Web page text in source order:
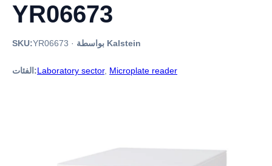
YR06673
SKU:YR06673 · بواسطة Kalstein
الفئات:Laboratory sector, Microplate reader